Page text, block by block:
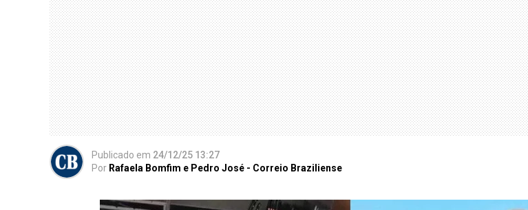
Publicado em 24/12/25 13:27
Por Rafaela Bomfim e Pedro José - Correio Braziliense